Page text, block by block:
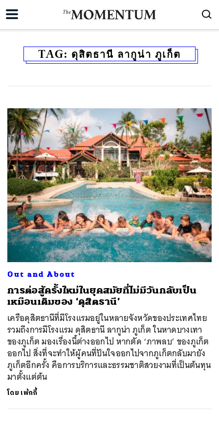
TAG: ดุสิตธานี ลากูน่า ภูเก็ต
Out and About
การต่อสู้ครั้งใหม่ในยุคสมัยที่ไม่มีวันกลับเป็น
เหมือนเดิมของ ‘ดุสิตธานี’
เครือดุสิตธานีที่มีโรงแรมอยู่ในหลายจังหวัดของประเทศไทย
รวมถึงการมีโรงแรม ดุสิตธานี ลากูน่า ภูเก็ต ในหาดบางเทา
ของภูเก็ต มองเรื่องนี้ต่างออกไป หากตัด ‘ภาพลบ’ ของภูเก็ต
ออกไป สิ่งที่จะทำให้ผู้คนที่ปันใจออกไปจากภูเก็ตกลับมายัง
ภูเก็ตอีกครั้ง คือการบริการและธรรมชาติสวยงามที่เป็นต้นทุน
มาตั้งแต่ต้น
โดย เพ้กกี้
ค้นหา
SHARE